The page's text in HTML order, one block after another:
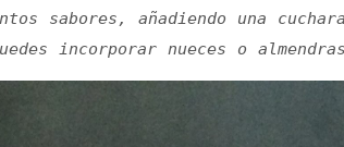
sabores, añadiendo una
incorporar nueces o